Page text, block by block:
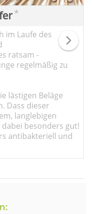
*
im Laufe des
ratsam -
regelmäßig zu
lästigen Beläge
Dass dieser
langlebigen
besonders gut!
antibakteriell und